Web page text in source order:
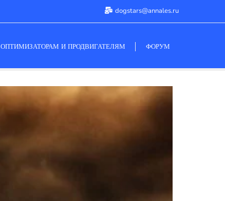
dogstars@annales.ru
ОПТИМИЗАТОРАМ И ПРОДВИГАТЕЛЯМ ФОРУМ